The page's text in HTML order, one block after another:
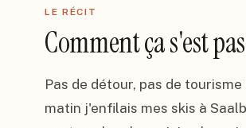
LE RÉCIT
Comment ça s'est
Pas de détour, pas de
matin j'enfilais mes skis à